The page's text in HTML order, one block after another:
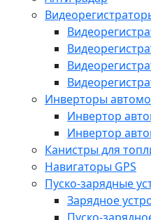
Инверторы
Инвертор
Инвертор
Канистры для
Навигаторы GPS
Пуско-зарядные
Зарядное